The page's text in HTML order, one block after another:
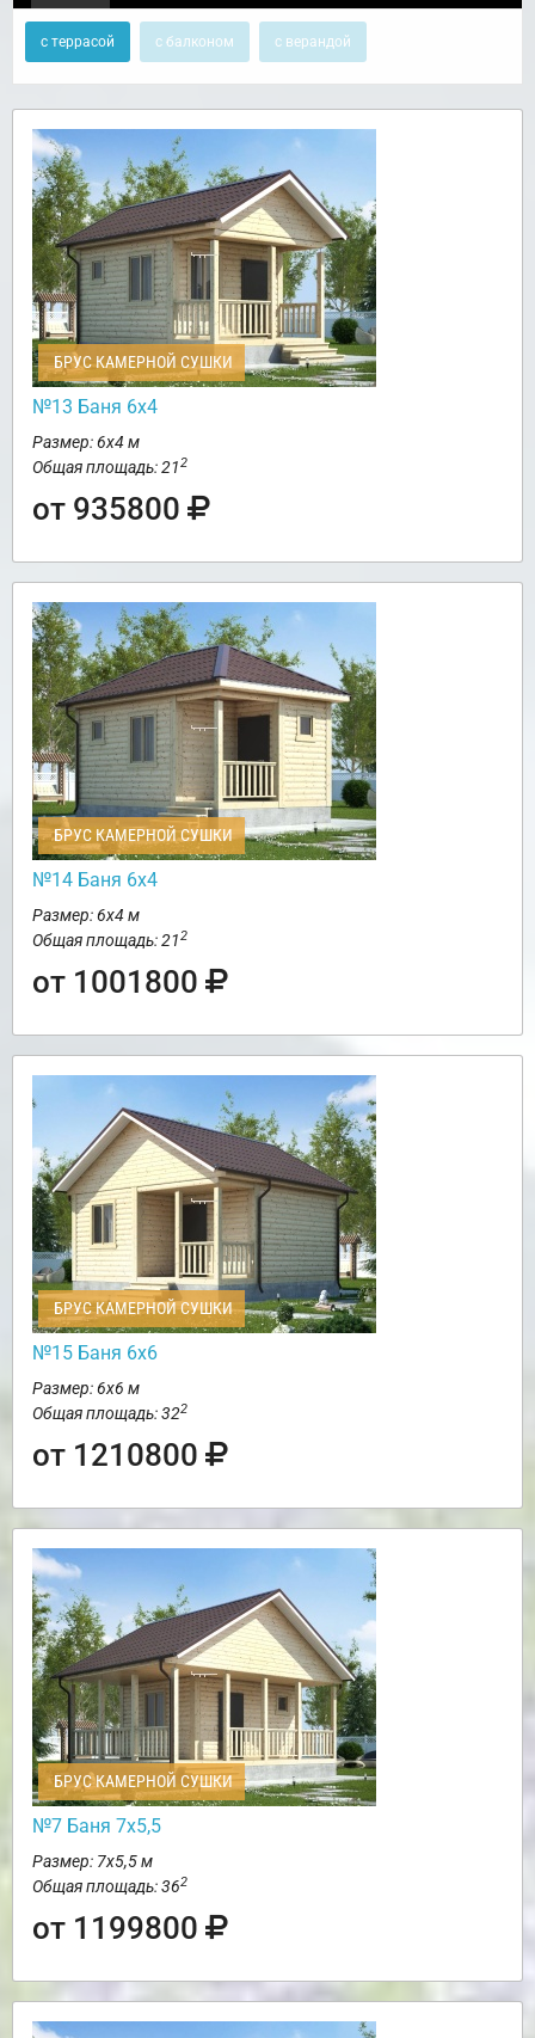
с террасой с балконом с верандой
БРУС КАМЕРНОЙ СУШКИ
№13 Баня 6х4
Размер: 6х4 м
Общая площадь: 212
от 935800
БРУС КАМЕРНОЙ СУШКИ
№14 Баня 6х4
Размер: 6х4 м
Общая площадь: 212
от 1001800
БРУС КАМЕРНОЙ СУШКИ
№15 Баня 6х6
Размер: 6х6 м
Общая площадь: 322
от 1210800
БРУС КАМЕРНОЙ СУШКИ
№7 Баня 7х5,5
Размер: 7х5,5 м
Общая площадь: 362
от 1199800